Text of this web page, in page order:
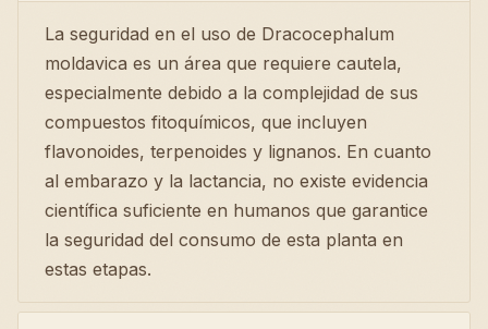
La seguridad en el uso de Dracocephalum
moldavica es un área que requiere cautela,
especialmente debido a la complejidad de sus
compuestos fitoquímicos, que incluyen
flavonoides, terpenoides y lignanos. En cuanto
al embarazo y la lactancia, no existe evidencia
científica suficiente en humanos que garantice
la seguridad del consumo de esta planta en
estas etapas.